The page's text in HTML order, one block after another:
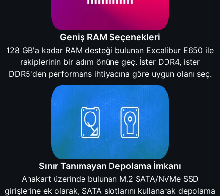
Geniş RAM Seçenekleri
128 GB'a kadar RAM desteği bulunan Excalibur E650 ile
rakiplerinin bir adım önüne geç. İster DDR4, ister
DDR5'den performans ihtiyacına göre uygun olanı seç.
Sınır Tanımayan Depolama İmkanı
Anakart üzerinde bulunan M.2 SATA/NVMe SSD
girişlerine ek olarak, SATA slotlarını kullanarak depolama